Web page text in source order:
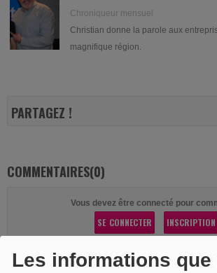
Les informations que
Chroniqueur mensuel
Christian donne la parole aux
magnifique région.
PARTAGEZ !
COMMENTAIRES(0)
Vous devez être connecté pour
SE CONNECTER INSCRIPTION